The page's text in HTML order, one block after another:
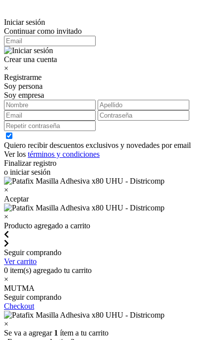
Iniciar sesión
Continuar como invitado
Crear una cuenta
×
Registrarme
Soy persona
Soy empresa
Quiero recibir descuentos exclusivos y novedades por email
Ver los términos y condiciones
Finalizar registro
o iniciar sesión
×
Aceptar
×
Producto agregado a carrito
Seguir comprando
Ver carrito
0 item(s) agregado tu carrito
×
MUTMA
Seguir comprando
Checkout
×
Se va a agregar 1 ítem a tu carrito